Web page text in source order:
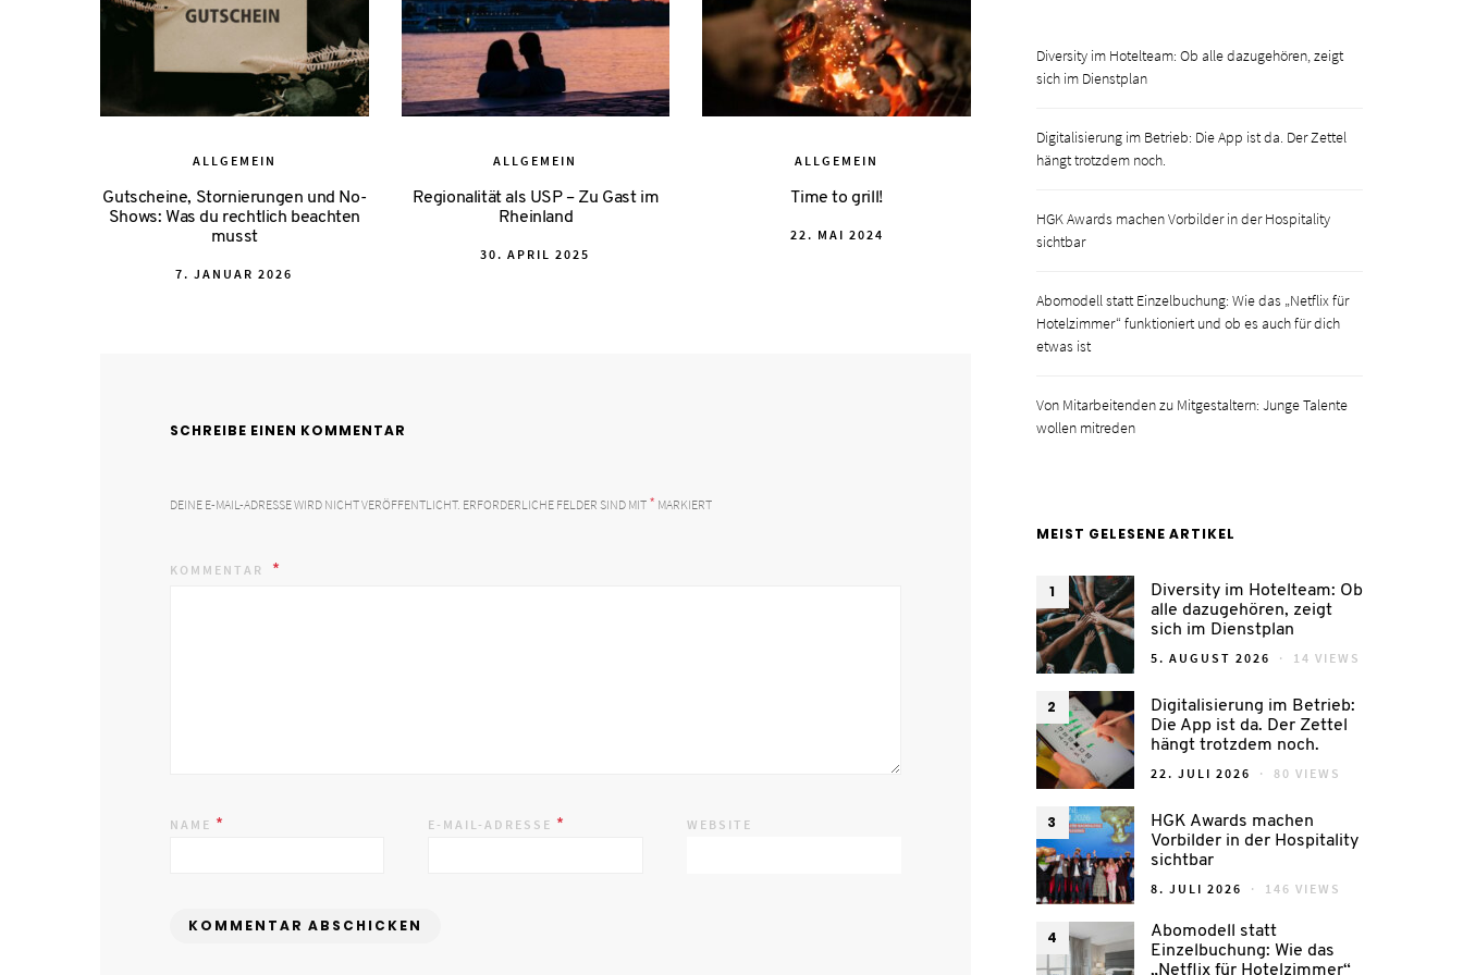
ALLGEMEIN
Gutscheine, Stornierungen und No-
Shows: Was du rechtlich beachten
musst
POSTED
7. JANUAR 2026
ALLGEMEIN
Regionalität als USP – Zu Gast im
Rheinland
POSTED
30. APRIL 2025
ALLGEMEIN
Time to grill!
POSTED
22. MAI 2024
SCHREIBE EINEN KOMMENTAR
DEINE E-MAIL-ADRESSE WIRD NICHT VERÖFFENTLICHT. ERFORDERLICHE FELDER SIND MIT * MARKIERT
KOMMENTAR
NAME * E-MAIL-ADRESSE * WEBSITE
Diversity im Hotelteam: Ob alle dazugehören, zeigt
sich im Dienstplan
Digitalisierung im Betrieb: Die App ist da. Der Zettel
hängt trotzdem noch.
HGK Awards machen Vorbilder in der Hospitality
sichtbar
Abomodell statt Einzelbuchung: Wie das „Netflix für
Hotelzimmer“ funktioniert und ob es auch für dich
etwas ist
Von Mitarbeitenden zu Mitgestaltern: Junge Talente
wollen mitreden
MEIST GELESENE ARTIKEL
1
Diversity im Hotelteam: Ob
alle dazugehören, zeigt
sich im Dienstplan
POSTED
5. AUGUST 2026 14 VIEWS
2
Digitalisierung im Betrieb:
Die App ist da. Der Zettel
hängt trotzdem noch.
POSTED
22. JULI 2026 80 VIEWS
3
HGK Awards machen
Vorbilder in der Hospitality
sichtbar
POSTED
8. JULI 2026 146 VIEWS
4
Abomodell statt
Einzelbuchung: Wie das
„Netflix für Hotelzimmer“